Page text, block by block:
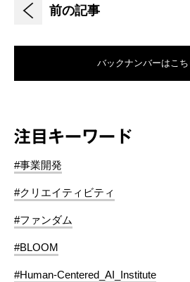
前の記事
バックナンバーはこち
注目キーワード
#事業開発
#クリエイティビティ
#ファンダム
#BLOOM
#Human-Centered_AI_Institute